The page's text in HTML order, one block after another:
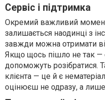
Сервіс і підтримка
Окремий важливий момент
залишається наодинці з
завжди можна отримати
Якщо щось пішло не так —
допоможуть розібратися.
клієнта — це й є
оцінюєш не одразу, а